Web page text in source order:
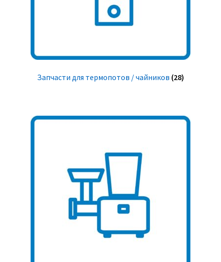
Запчасти для термопотов / чайников (28)